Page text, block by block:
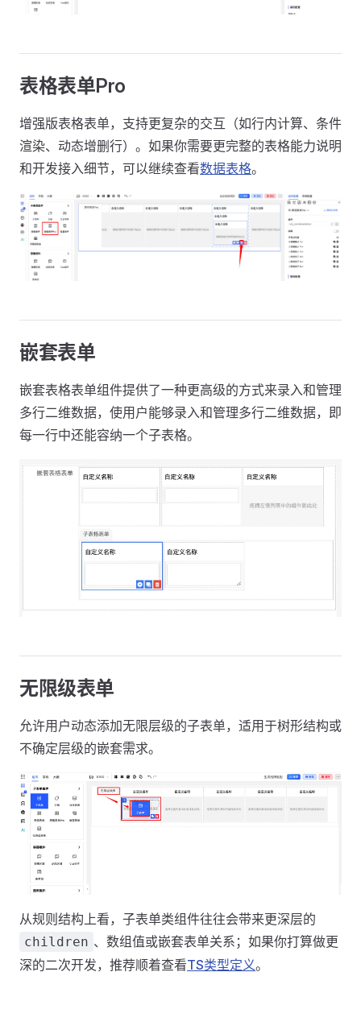
表格表单Pro
增强版表格表单，支持更复杂的交互（如行内计算、条件
渲染、动态增删行）。如果你需要更完整的表格能力说明
和开发接入细节，可以继续查看数据表格。
嵌套表单
嵌套表格表单组件提供了一种更高级的方式来录入和管理
多行二维数据，使用户能够录入和管理多行二维数据，即
每一行中还能容纳一个子表格。
无限级表单
允许用户动态添加无限层级的子表单，适用于树形结构或
不确定层级的嵌套需求。
从规则结构上看，子表单类组件往往会带来更深层的
children 、数组值或嵌套表单关系；如果你打算做更
深的二次开发，推荐顺着查看TS类型定义。